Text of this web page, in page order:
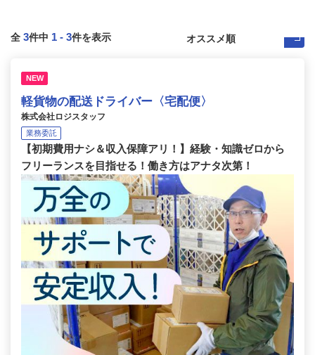
全 3件中 1 - 3件を表示
NEW
軽貨物の配送ドライバー〈宅配便〉
株式会社ロジスタッフ
業務委託
【初期費用ナシ＆収入保障アリ！】経験・知識ゼロから
フリーランスを目指せる！働き方はアナタ次第！